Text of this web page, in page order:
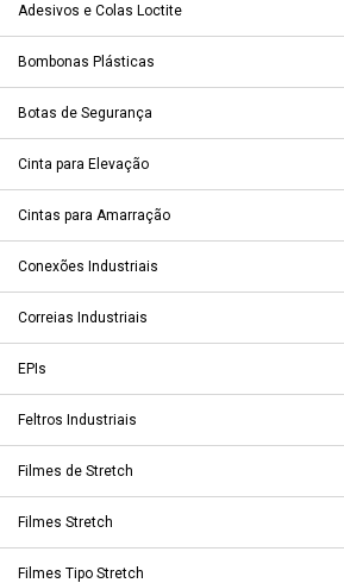
Adesivos e Colas Loctite
Bombonas Plásticas
Botas de Segurança
Cinta para Elevação
Cintas para Amarração
Conexões Industriais
Correias Industriais
EPIs
Feltros Industriais
Filmes de Stretch
Filmes Stretch
Filmes Tipo Stretch